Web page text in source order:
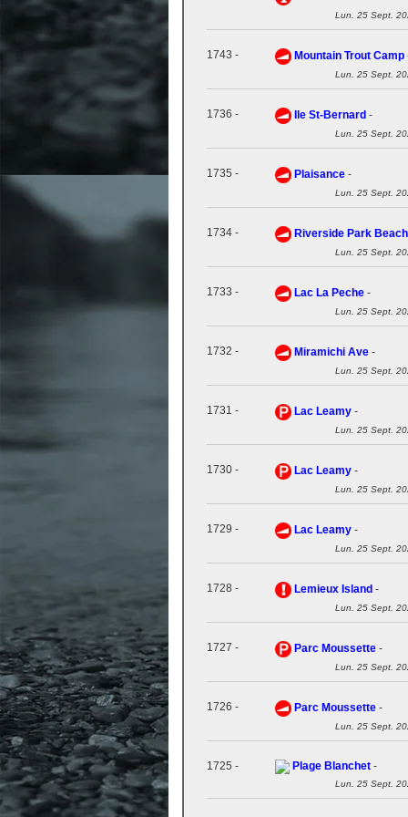
Lun. 25 Sept.
1743 - Mountain Trout Camp
Lun. 25 Sept.
1736 - Ile St-Bernard -
Lun. 25 Sept.
1735 - Plaisance-
Lun. 25 Sept.
1734 - Riverside Park Beach
Lun. 25 Sept.
1733 - Lac La Peche-
Lun. 25 Sept.
1732 - Miramichi Ave-
Lun. 25 Sept.
1731 - Lac Leamy-
Lun. 25 Sept.
1730 - Lac Leamy-
Lun. 25 Sept.
1729 - Lac Leamy-
Lun. 25 Sept.
1728 - Lemieux Island -
Lun. 25 Sept.
1727 - Parc Moussette-
Lun. 25 Sept.
1726 - Parc Moussette-
Lun. 25 Sept.
1725 - Plage Blanchet-
Lun. 25 Sept.